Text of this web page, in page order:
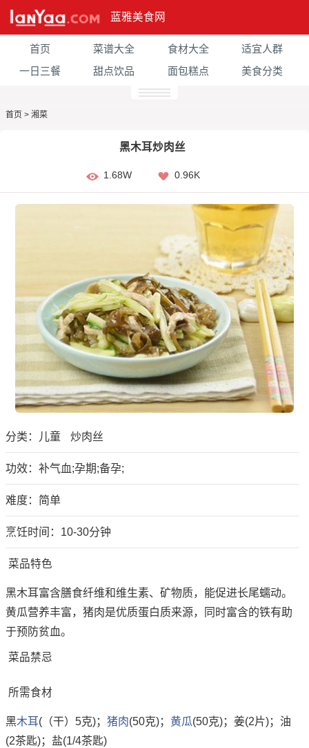
蓝雅美食网
首页 菜谱大全 食材大全
适宜人群
一日三餐
甜点饮品 面包糕点 美食分类
首页 > 湘菜
黑木耳炒肉丝
1.68W 0.96K
分类： 儿童 炒肉丝
功效：补气血;孕期;备孕;
难度：简单
烹饪时间：10-30分钟
菜品特色
黑木耳富含膳食纤维和维生素、矿物质，能促进长尾蠕动。
黄瓜营养丰富，猪肉是优质蛋白质来源，同时富含的铁有助
于预防贫血。
菜品禁忌
所需食材
黑木耳(（干）5克)； 猪肉(50克)； 黄瓜(50克)；姜(2片)；油
(2茶匙)；盐(1/4茶匙)